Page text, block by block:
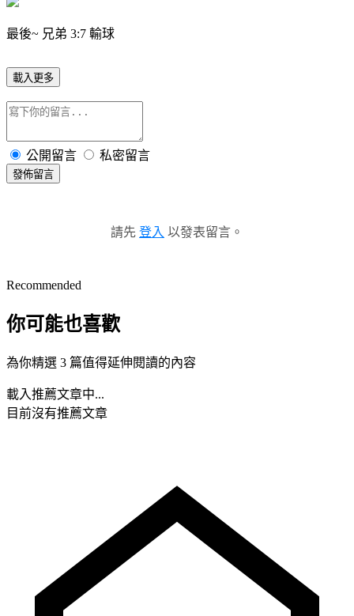
最後~ 兄弟 3:7 輸球
載入更多
公開留言 私密留言
發佈留言
請先 登入 以發表留言。
Recommended
你可能也喜歡
為你精選 3 篇值得延伸閱讀的內容
載入推薦文章中...
目前沒有推薦文章